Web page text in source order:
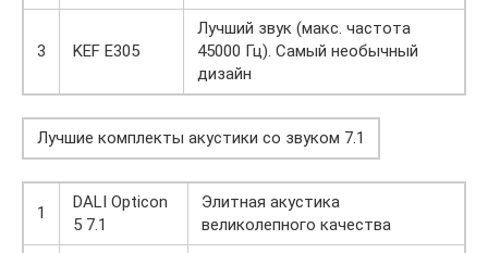
3 KEF E305
Лучший звук (макс. частота
45000 Гц). Самый необычный
дизайн
Лучшие комплекты акустики со звуком 7.1
1
DALI Opticon
5 7.1
Элитная акустика
великолепного качества